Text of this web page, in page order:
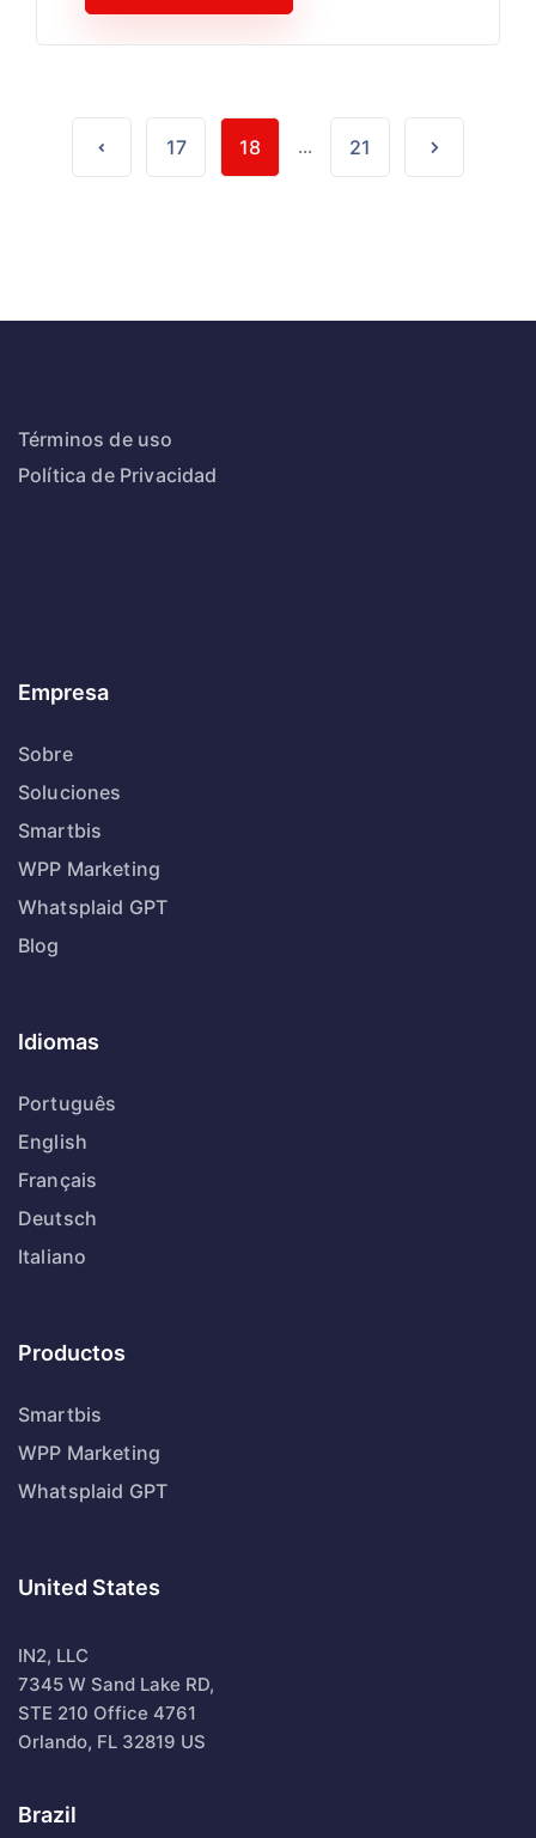
17 18 ... 21
Términos de uso
Política de Privacidad
Empresa
Sobre
Soluciones
Smartbis
WPP Marketing
Whatsplaid GPT
Blog
Idiomas
Português
English
Français
Deutsch
Italiano
Productos
Smartbis
WPP Marketing
Whatsplaid GPT
United States
IN2, LLC
7345 W Sand Lake RD,
STE 210 Office 4761
Orlando, FL 32819 US
Brazil